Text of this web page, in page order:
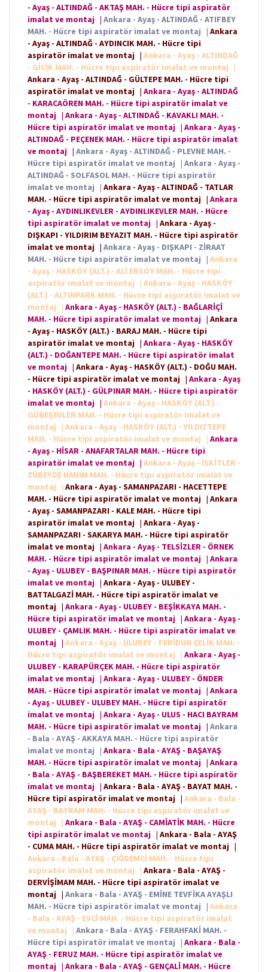
- Ayaş - ALTINDAĞ - AKTAŞ MAH. - Hücre tipi aspiratör
imalat ve montaj | Ankara - Ayaş - ALTINDAĞ - ATIFBEY
MAH. - Hücre tipi aspiratör imalat ve montaj | Ankara
- Ayaş - ALTINDAĞ - AYDINCIK MAH. - Hücre tipi
aspiratör imalat ve montaj | Ankara - Ayaş - ALTINDAĞ
- GİCİK MAH. - Hücre tipi aspiratör imalat ve montaj
|
Ankara - Ayaş - ALTINDAĞ - GÜLTEPE MAH. - Hücre tipi
aspiratör imalat ve montaj | Ankara - Ayaş - ALTINDAĞ
- KARACAÖREN MAH. - Hücre tipi aspiratör imalat ve
montaj | Ankara - Ayaş - ALTINDAĞ - KAVAKLI MAH. -
Hücre tipi aspiratör imalat ve montaj | Ankara - Ayaş -
ALTINDAĞ - PEÇENEK MAH. - Hücre tipi aspiratör imalat
ve montaj | Ankara - Ayaş - ALTINDAĞ - PLEVNE MAH. -
Hücre tipi aspiratör imalat ve montaj | Ankara - Ayaş -
ALTINDAĞ - SOLFASOL MAH. - Hücre tipi aspiratör
imalat ve montaj | Ankara - Ayaş - ALTINDAĞ - TATLAR
MAH. - Hücre tipi aspiratör imalat ve montaj | Ankara
- Ayaş - AYDINLIKEVLER - AYDINLIKEVLER MAH. - Hücre
tipi aspiratör imalat ve montaj | Ankara - Ayaş -
DIŞKAPI - YILDIRIM BEYAZIT MAH. - Hücre tipi aspiratör
imalat ve montaj | Ankara - Ayaş - DIŞKAPI - ZİRAAT
MAH. - Hücre tipi aspiratör imalat ve montaj | Ankara
- Ayaş - HASKÖY (ALT.) - ALİ ERSOY MAH. - Hücre tipi
aspiratör imalat ve montaj
| Ankara - Ayaş - HASKÖY
(ALT.) - ALTINPARK MAH. - Hücre tipi aspiratör imalat ve
montaj
| Ankara - Ayaş - HASKÖY (ALT.) - BAĞLARİÇİ
MAH. - Hücre tipi aspiratör imalat ve montaj | Ankara
- Ayaş - HASKÖY (ALT.) - BARAJ MAH. - Hücre tipi
aspiratör imalat ve montaj | Ankara - Ayaş - HASKÖY
(ALT.) - DOĞANTEPE MAH. - Hücre tipi aspiratör imalat
ve montaj | Ankara - Ayaş - HASKÖY (ALT.) - DOĞU MAH.
- Hücre tipi aspiratör imalat ve montaj | Ankara - Ayaş
- HASKÖY (ALT.) - GÜLPINAR MAH. - Hücre tipi aspiratör
imalat ve montaj | Ankara - Ayaş - HASKÖY (ALT.) -
GÜNEŞEVLER MAH. - Hücre tipi aspiratör imalat ve
montaj
| Ankara - Ayaş - HASKÖY (ALT.) - YILDIZTEPE
MAH. - Hücre tipi aspiratör imalat ve montaj
| Ankara
- Ayaş - HİSAR - ANAFARTALAR MAH. - Hücre tipi
aspiratör imalat ve montaj | Ankara - Ayaş - İSKİTLER -
ZÜBEYDE HANIM MAH. - Hücre tipi aspiratör imalat ve
montaj
| Ankara - Ayaş - SAMANPAZARI - HACETTEPE
MAH. - Hücre tipi aspiratör imalat ve montaj | Ankara
- Ayaş - SAMANPAZARI - KALE MAH. - Hücre tipi
aspiratör imalat ve montaj | Ankara - Ayaş -
SAMANPAZARI - SAKARYA MAH. - Hücre tipi aspiratör
imalat ve montaj | Ankara - Ayaş - TELSİZLER - ÖRNEK
MAH. - Hücre tipi aspiratör imalat ve montaj | Ankara
- Ayaş - ULUBEY - BAŞPINAR MAH. - Hücre tipi aspiratör
imalat ve montaj | Ankara - Ayaş - ULUBEY -
BATTALGAZİ MAH. - Hücre tipi aspiratör imalat ve
montaj | Ankara - Ayaş - ULUBEY - BEŞİKKAYA MAH. -
Hücre tipi aspiratör imalat ve montaj | Ankara - Ayaş -
ULUBEY - ÇAMLIK MAH. - Hücre tipi aspiratör imalat ve
montaj | Ankara - Ayaş - ULUBEY - FERİDUN ÇELİK MAH. -
Hücre tipi aspiratör imalat ve montaj
| Ankara - Ayaş -
ULUBEY - KARAPÜRÇEK MAH. - Hücre tipi aspiratör
imalat ve montaj | Ankara - Ayaş - ULUBEY - ÖNDER
MAH. - Hücre tipi aspiratör imalat ve montaj | Ankara
- Ayaş - ULUBEY - ULUBEY MAH. - Hücre tipi aspiratör
imalat ve montaj | Ankara - Ayaş - ULUS - HACI BAYRAM
MAH. - Hücre tipi aspiratör imalat ve montaj | Ankara
- Bala - AYAŞ - AKKAYA MAH. - Hücre tipi aspiratör
imalat ve montaj | Ankara - Bala - AYAŞ - BAŞAYAŞ
MAH. - Hücre tipi aspiratör imalat ve montaj | Ankara
- Bala - AYAŞ - BAŞBEREKET MAH. - Hücre tipi aspiratör
imalat ve montaj | Ankara - Bala - AYAŞ - BAYAT MAH. -
Hücre tipi aspiratör imalat ve montaj | Ankara - Bala -
AYAŞ - BAYRAM MAH. - Hücre tipi aspiratör imalat ve
montaj
| Ankara - Bala - AYAŞ - CAMİATİK MAH. - Hücre
tipi aspiratör imalat ve montaj | Ankara - Bala - AYAŞ
- CUMA MAH. - Hücre tipi aspiratör imalat ve montaj |
Ankara - Bala - AYAŞ - ÇİĞDEMCİ MAH. - Hücre tipi
aspiratör imalat ve montaj
| Ankara - Bala - AYAŞ -
DERVİŞİMAM MAH. - Hücre tipi aspiratör imalat ve
montaj | Ankara - Bala - AYAŞ - EMİNE TEVFİKA AYAŞLI
MAH. - Hücre tipi aspiratör imalat ve montaj | Ankara
- Bala - AYAŞ - EVCİ MAH. - Hücre tipi aspiratör imalat
ve montaj
| Ankara - Bala - AYAŞ - FERAHFAKİ MAH. -
Hücre tipi aspiratör imalat ve montaj | Ankara - Bala -
AYAŞ - FERUZ MAH. - Hücre tipi aspiratör imalat ve
montaj | Ankara - Bala - AYAŞ - GENÇALİ MAH. - Hücre